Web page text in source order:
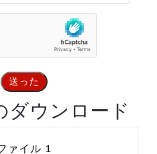
送った
ダウンロード
ァイル 1